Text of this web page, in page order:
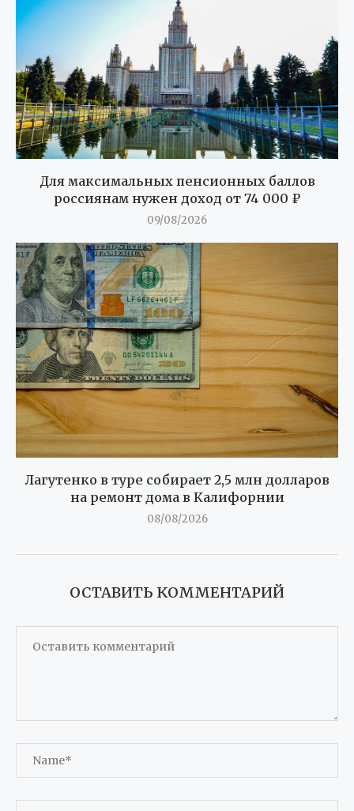
Для максимальных пенсионных баллов
россиянам нужен доход от 74 000 ₽
09/08/2026
Лагутенко в туре собирает 2,5 млн долларов
на ремонт дома в Калифорнии
08/08/2026
ОСТАВИТЬ КОММЕНТАРИЙ